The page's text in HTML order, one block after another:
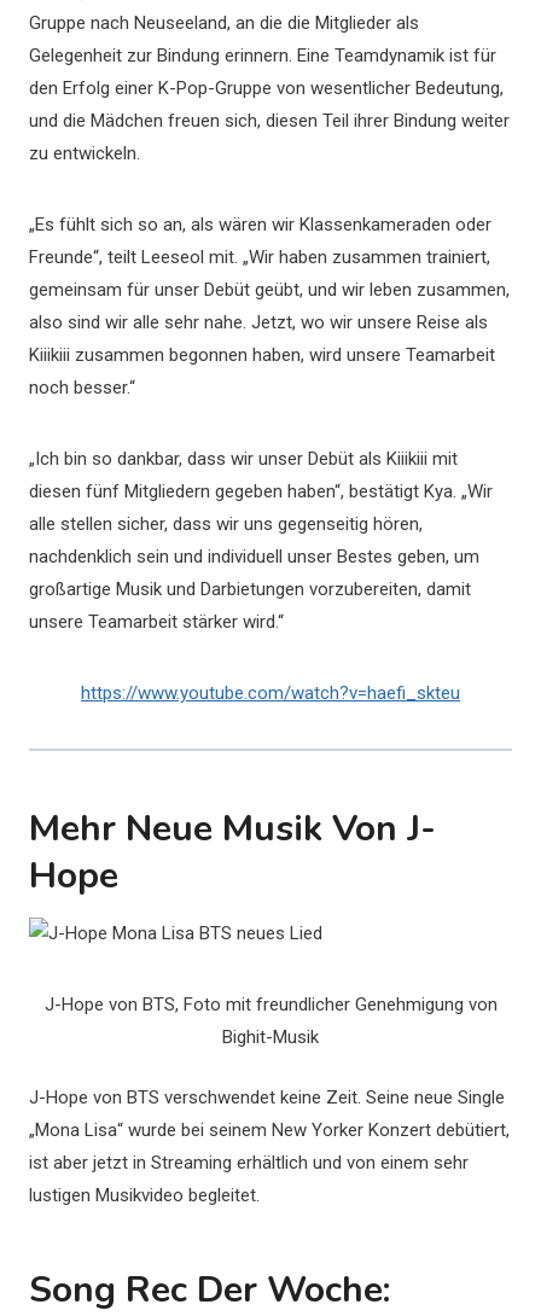
Gruppe nach Neuseeland, an die die Mitglieder als
Gelegenheit zur Bindung erinnern. Eine Teamdynamik ist für
den Erfolg einer K-Pop-Gruppe von wesentlicher Bedeutung,
und die Mädchen freuen sich, diesen Teil ihrer Bindung weiter
zu entwickeln.
„Es fühlt sich so an, als wären wir Klassenkameraden oder
Freunde“, teilt Leeseol mit. „Wir haben zusammen trainiert,
gemeinsam für unser Debüt geübt, und wir leben zusammen,
also sind wir alle sehr nahe. Jetzt, wo wir unsere Reise als
Kiiikiii zusammen begonnen haben, wird unsere Teamarbeit
noch besser.“
„Ich bin so dankbar, dass wir unser Debüt als Kiiikiii mit
diesen fünf Mitgliedern gegeben haben“, bestätigt Kya. „Wir
alle stellen sicher, dass wir uns gegenseitig hören,
nachdenklich sein und individuell unser Bestes geben, um
großartige Musik und Darbietungen vorzubereiten, damit
unsere Teamarbeit stärker wird.“
https://www.youtube.com/watch?v=haefi_skteu
Mehr Neue Musik Von J-
Hope
J-Hope von BTS, Foto mit freundlicher Genehmigung von
Bighit-Musik
J-Hope von BTS verschwendet keine Zeit. Seine neue Single
„Mona Lisa“ wurde bei seinem New Yorker Konzert debütiert,
ist aber jetzt in Streaming erhältlich und von einem sehr
lustigen Musikvideo begleitet.
Song Rec Der Woche: